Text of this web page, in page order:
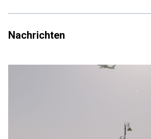
Nachrichten